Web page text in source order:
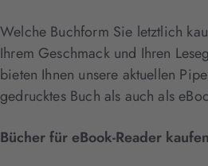
Welche Buchform Sie letztlich
Ihrem Geschmack und Ihren
bieten Ihnen unsere aktuellen
gedrucktes Buch als auch als
Bücher für eBook-Reader kaufen